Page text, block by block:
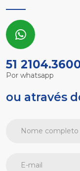
51
Por whatsapp
ou através